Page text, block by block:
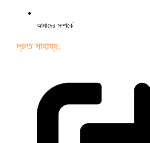
আমাদের সম্পর্কে
দ্রুত সাহায্য.